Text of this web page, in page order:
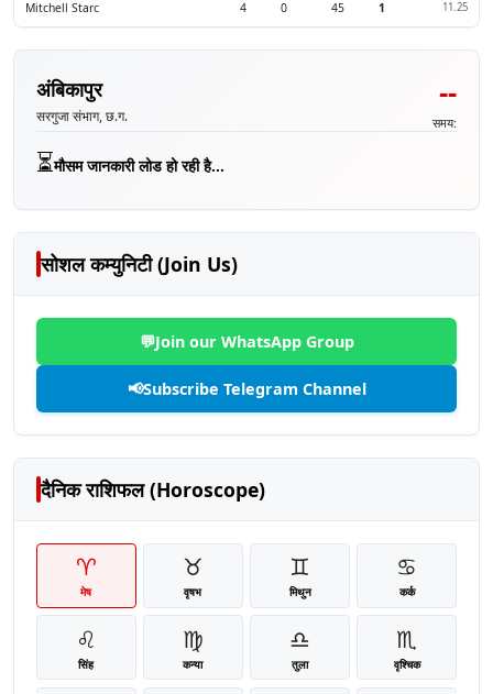
Mitchell Starc 4 0 45 1 11.25
अंबिकापुर
सरगुजा संभाग, छ.ग.
--
समय:
⏳मौसम जानकारी लोड हो रही है...
सोशल कम्युनिटी (Join Us)
💬Join our WhatsApp Group
📢Subscribe Telegram Channel
दैनिक राशिफल (Horoscope)
♈
मेष
♉
वृषभ
♊
मिथुन
♋
कर्क
♌
सिंह
♍
कन्या
♎
तुला
♏
वृश्चिक